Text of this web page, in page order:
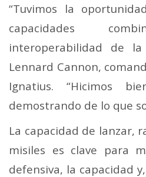
“Tuvimos la
capacidades
interoperabilidad de la
Lennard Cannon,
Ignatius. “Hicimos
demostrando de lo que
La capacidad de lanzar,
misiles es clave para
defensiva, la capacidad